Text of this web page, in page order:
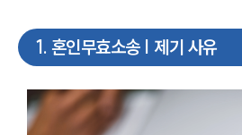
1. 혼인무효소송 | 제기 사유